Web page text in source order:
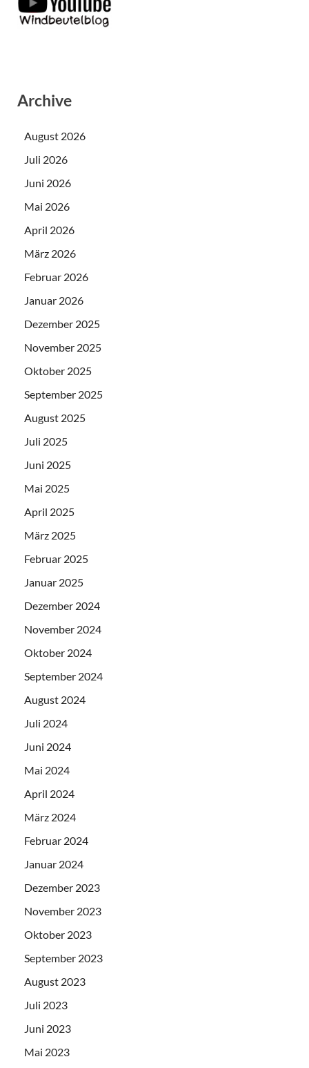
Archive
August 2026
Juli 2026
Juni 2026
Mai 2026
April 2026
März 2026
Februar 2026
Januar 2026
Dezember 2025
November 2025
Oktober 2025
September 2025
August 2025
Juli 2025
Juni 2025
Mai 2025
April 2025
März 2025
Februar 2025
Januar 2025
Dezember 2024
November 2024
Oktober 2024
September 2024
August 2024
Juli 2024
Juni 2024
Mai 2024
April 2024
März 2024
Februar 2024
Januar 2024
Dezember 2023
November 2023
Oktober 2023
September 2023
August 2023
Juli 2023
Juni 2023
Mai 2023